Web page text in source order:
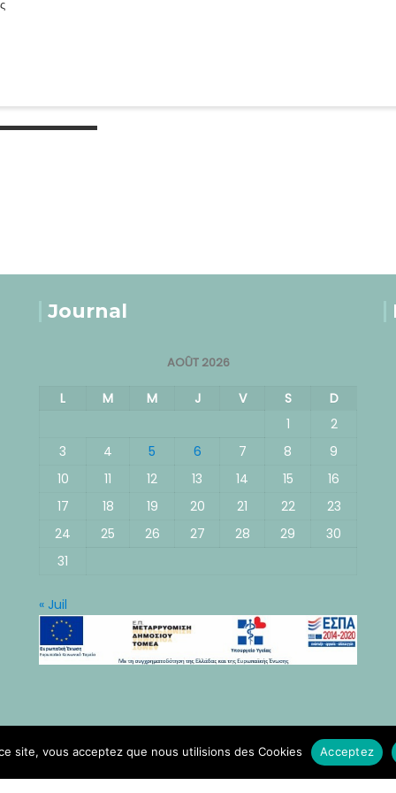
Journal
AOÛT 2026
L M M J V S
D
1
2
3
4 5 6 7 8
9
10
11 12 13 14 15
16
17
18 19 20 21 22
23
24
25 26 27 28 29
30
31
« Juil
site, vous acceptez que nous utilisions des Cookies Acceptez